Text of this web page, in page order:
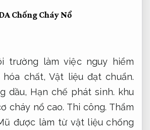
Chống Cháy Nổ
trường làm việc nguy hiểm
hóa chất,Vật liệu đạt chuẩn.
dầu, Hạn chế phát sinh. khu
cháy nổ cao. Thi công. Thẩm
được làm từ vật liệu chống